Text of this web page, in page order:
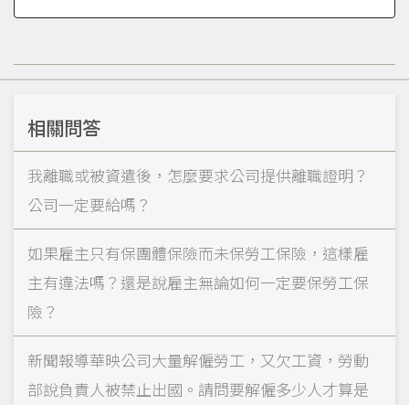
相關問答
我離職或被資遣後，怎麼要求公司提供離職證明？
公司一定要給嗎？
如果雇主只有保團體保險而未保勞工保險，這樣雇
主有違法嗎？還是說雇主無論如何一定要保勞工保
險？
新聞報導華映公司大量解僱勞工，又欠工資，勞動
部說負責人被禁止出國。請問要解僱多少人才算是